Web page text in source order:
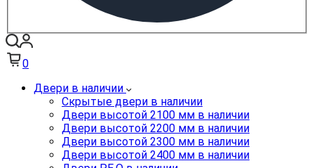
0
Двери в наличии
Скрытые двери в наличии
Двери высотой 2100 мм в наличии
Двери высотой 2200 мм в наличии
Двери высотой 2300 мм в наличии
Двери высотой 2400 мм в наличии